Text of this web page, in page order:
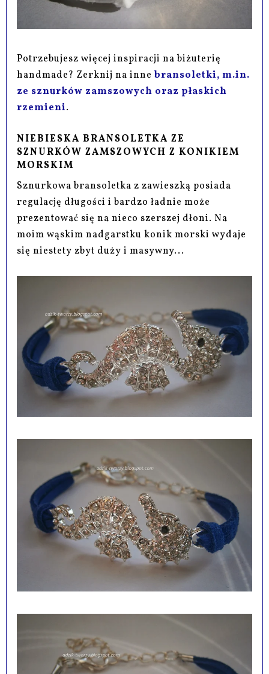
Potrzebujesz więcej inspiracji na biżuterię
handmade? Zerknij na innebransoletki, m.in.
ze sznurków zamszowych oraz płaskich
rzemieni.
NIEBIESKA BRANSOLETKA ZE
SZNURKÓW ZAMSZOWYCH Z KONIKIEM
MORSKIM
Sznurkowa bransoletka z zawieszką posiada
regulację długości i bardzo ładnie może
prezentować się na nieco szerszej dłoni. Na
moim wąskim nadgarstku konik morski wydaje
się niestety zbyt duży i masywny...